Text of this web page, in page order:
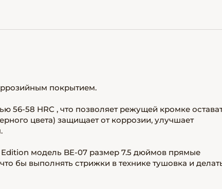
покрытием.
56-58 HRC , что позволяет режущей кромке
цвета) защищает от коррозии, улучшает
модель BE-07 размер 7.5 дюймов прямые
бы выполнять стрижки в технике тушовка и